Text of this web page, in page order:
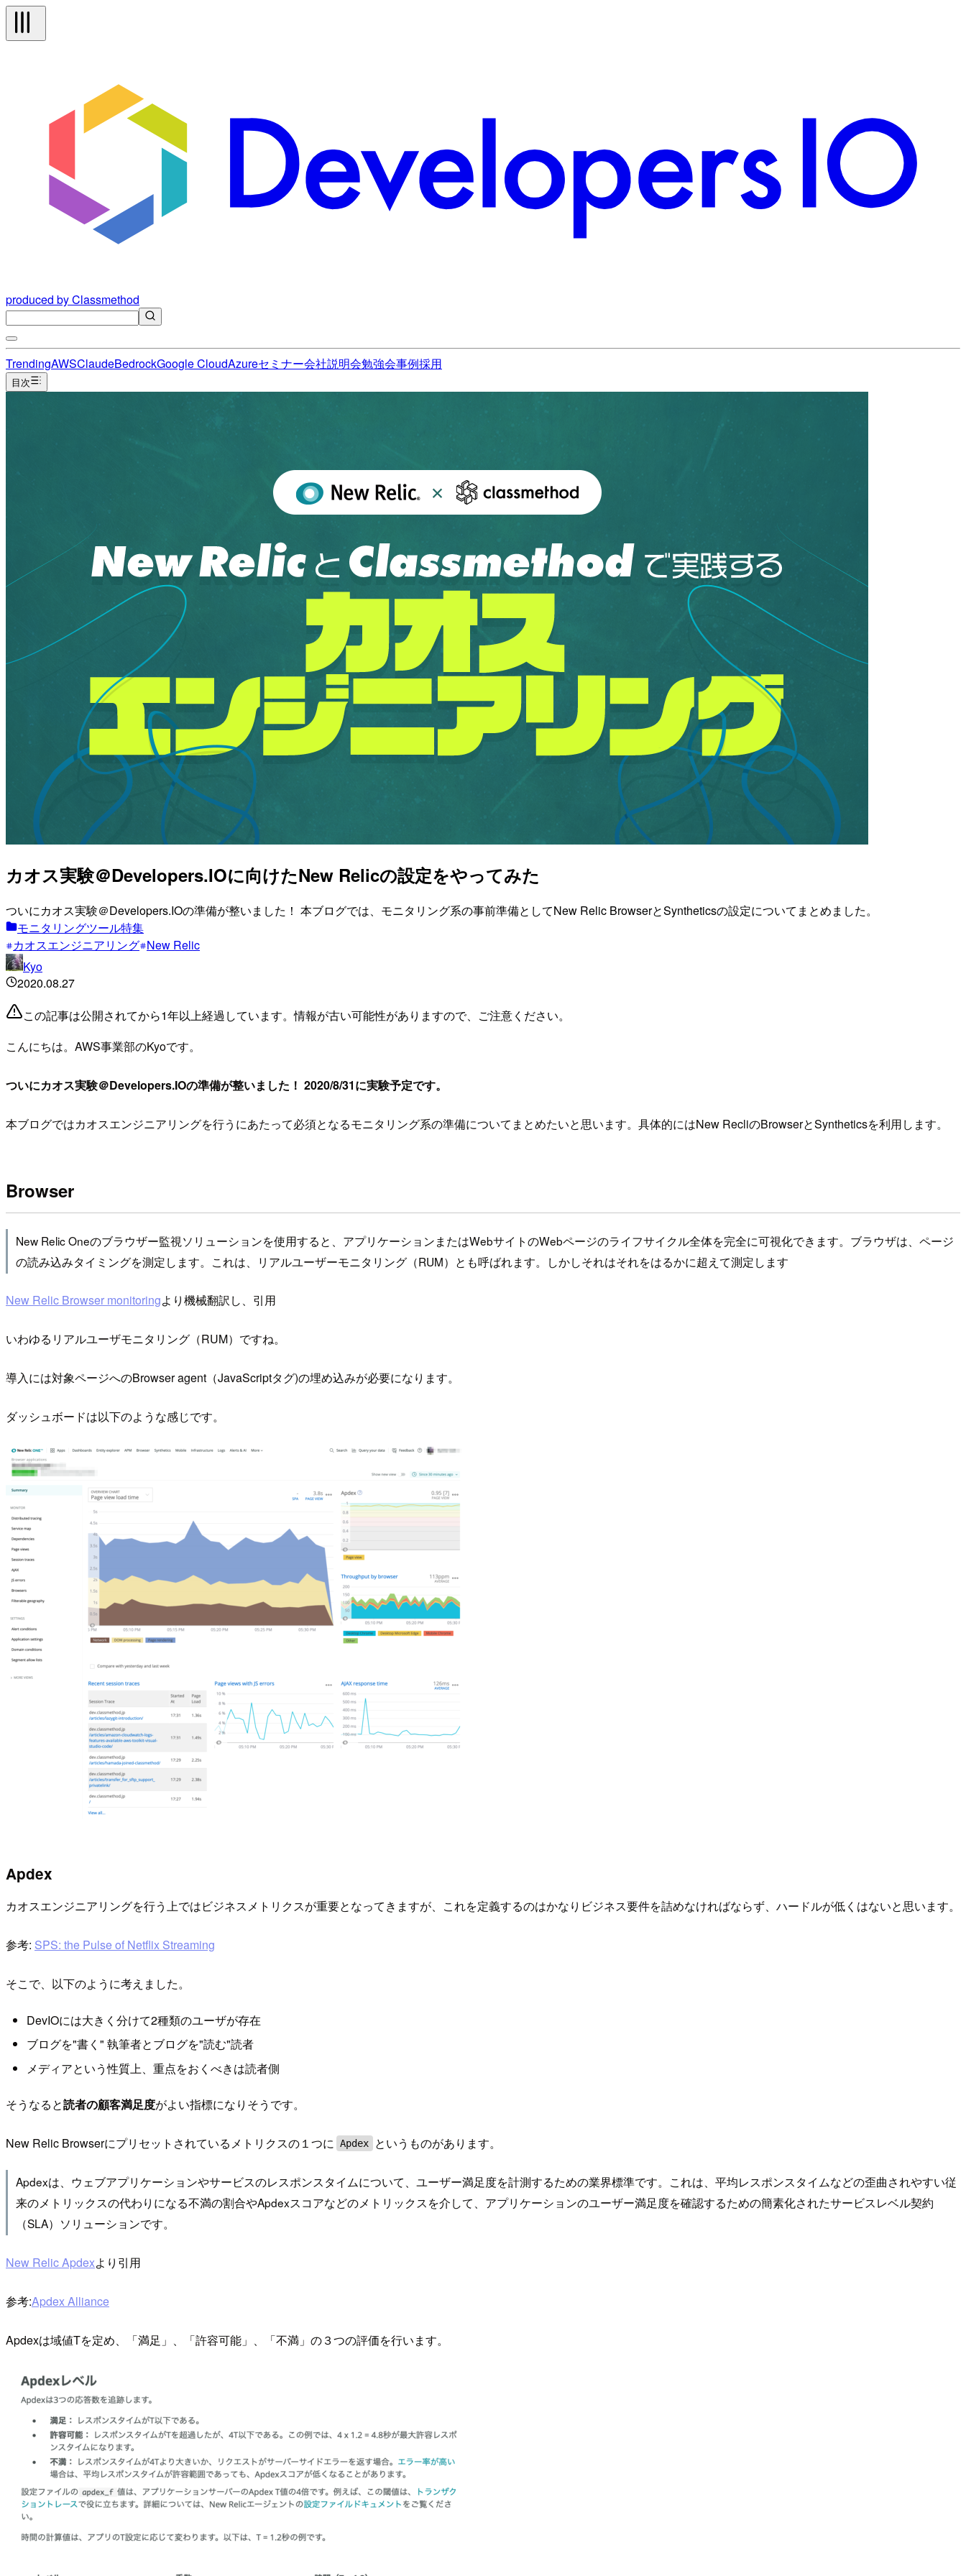
produced by Classmethod
TrendingAWSClaudeBedrockGoogle CloudAzureセミナー会社説明会勉強会事例採用
目次
カオス実験＠Developers.IOに向けたNew Relicの設定をやってみた
ついにカオス実験＠Developers.IOの準備が整いました！ 本ブログでは、モニタリング系の事前準備としてNew Relic BrowserとSyntheticsの設定についてまとめました。
モニタリングツール特集
カオスエンジニアリング New Relic
Kyo
2020.08.27
この記事は公開されてから1年以上経過しています。情報が古い可能性がありますので、ご注意ください。
こんにちは。AWS事業部のKyoです。
ついにカオス実験＠Developers.IOの準備が整いました！ 2020/8/31に実験予定です。
本ブログではカオスエンジニアリングを行うにあたって必須となるモニタリング系の準備についてまとめたいと思います。具体的にはNew RecliのBrowserとSyntheticsを利用します。
Browser
New Relic Oneのブラウザー監視ソリューションを使用すると、アプリケーションまたはWebサイトのWebページのライフサイクル全体を完全に可視化できます。ブラウザは、ページ
の読み込みタイミングを測定します。これは、リアルユーザーモニタリング（RUM）とも呼ばれます。しかしそれはそれをはるかに超えて測定します
New Relic Browser monitoringより機械翻訳し、引用
いわゆるリアルユーザモニタリング（RUM）ですね。
導入には対象ページへのBrowser agent（JavaScriptタグ)の埋め込みが必要になります。
ダッシュボードは以下のような感じです。
Apdex
カオスエンジニアリングを行う上ではビジネスメトリクスが重要となってきますが、これを定義するのはかなりビジネス要件を詰めなければならず、ハードルが低くはないと思います。
参考: SPS: the Pulse of Netflix Streaming
そこで、以下のように考えました。
DevIOには大きく分けて2種類のユーザが存在
ブログを"書く" 執筆者とブログを"読む"読者
メディアという性質上、重点をおくべきは読者側
そうなると読者の顧客満足度がよい指標になりそうです。
New Relic Browserにプリセットされているメトリクスの１つに Apdex というものがあります。
Apdexは、ウェブアプリケーションやサービスのレスポンスタイムについて、ユーザー満足度を計測するための業界標準です。これは、平均レスポンスタイムなどの歪曲されやすい従
来のメトリックスの代わりになる不満の割合やApdexスコアなどのメトリックスを介して、アプリケーションのユーザー満足度を確認するための簡素化されたサービスレベル契約
（SLA）ソリューションです。
New Relic Apdexより引用
参考:Apdex Alliance
Apdexは域値Tを定め、「満足」、「許容可能」、「不満」の３つの評価を行います。